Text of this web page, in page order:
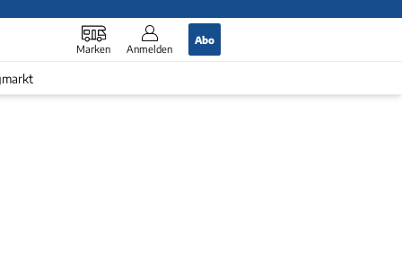
Marken Anmelden
Abo